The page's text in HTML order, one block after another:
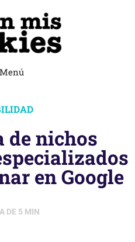
Menú
de nichos
en Google
DE 5 MIN